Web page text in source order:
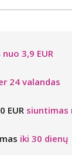
nuo 3,9 EUR
24 valandas
EUR siuntimas
iki 30 dienų